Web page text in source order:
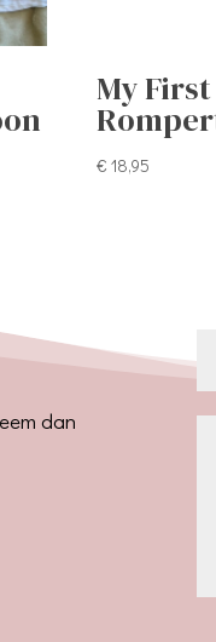
My
€ 18,95
dan